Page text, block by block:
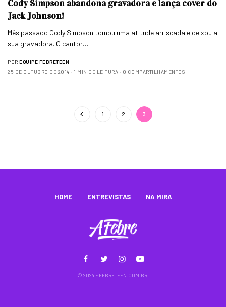
Cody Simpson abandona gravadora e lança cover do
Jack Johnson!
Mês passado Cody Simpson tomou uma atitude arriscada e deixou a
sua gravadora. O cantor…
POR EQUIPE FEBRETEEN
25 DE OUTUBRO DE 2014
1 MIN DE LEITURA 0 COMPARTILHAMENTOS
1 2 3
HOME ENTREVISTAS NA MIRA
© 2024 - FEBRETEEN.COM.BR.